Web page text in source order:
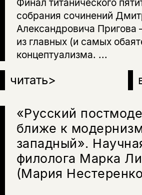
Финал титанического
собрания сочинений
Александровича Пригова
из главных (и самых
концептуализма. ...
читать>
«Русский
ближе к
западный».
филолога Марка
(Мария